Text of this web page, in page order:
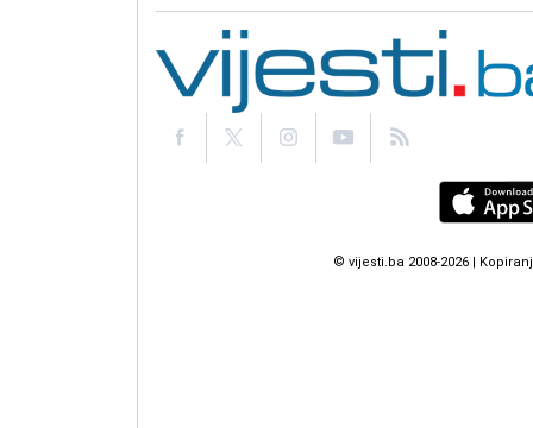
© vijesti.ba 2008-2026 |